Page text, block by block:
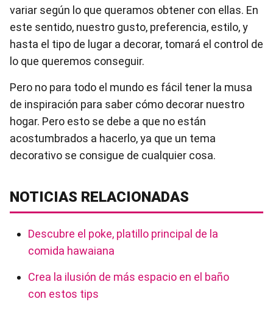
variar según lo que queramos obtener con ellas. En
este sentido, nuestro gusto, preferencia, estilo, y
hasta el tipo de lugar a decorar, tomará el control de
lo que queremos conseguir.
Pero no para todo el mundo es fácil tener la musa
de inspiración para saber cómo decorar nuestro
hogar. Pero esto se debe a que no están
acostumbrados a hacerlo, ya que un tema
decorativo se consigue de cualquier cosa.
NOTICIAS RELACIONADAS
Descubre el poke, platillo principal de la
comida hawaiana
Crea la ilusión de más espacio en el baño
con estos tips